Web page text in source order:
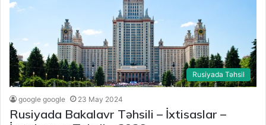
Rusiyada Təhsil
google google 23 May 2024
Rusiyada Bakalavr Təhsili – İxtisaslar –